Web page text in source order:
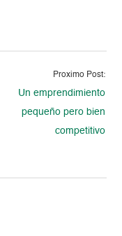
Proximo Post:
Un emprendimiento
pequeño pero bien
competitivo